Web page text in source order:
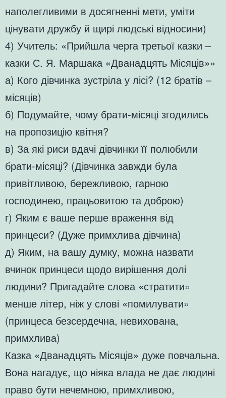
наполегливими в досягненні мети, уміти
цінувати дружбу й щирі людські відносини)
4) Учитель: «Прийшла черга третьої казки –
казки С. Я. Маршака «Дванадцять Місяців»»
а) Кого дівчинка зустріла у лісі? (12 братів –
місяців)
б) Подумайте, чому брати-місяці згодились
на пропозицію квітня?
в) За які риси вдачі дівчинки її полюбили
брати-місяці? (Дівчинка завжди була
привітливою, бережливою, гарною
господинею, працьовитою та доброю)
г) Яким є ваше перше враження від
принцеси? (Дуже примхлива дівчина)
д) Яким, на вашу думку, можна назвати
вчинок принцеси щодо вирішення долі
людини? Пригадайте слова «стратити»
менше літер, ніж у слові «помилувати»
(принцеса безсердечна, невихована,
примхлива)
Казка «Дванадцять Місяців» дуже повчальна.
Вона нагадує, що ніяка влада не дає людині
право бути нечемною, примхливою,